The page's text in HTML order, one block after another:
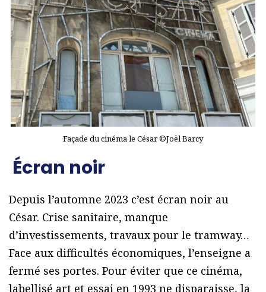
Façade du cinéma le César ©Joël Barcy
Écran noir
Depuis l’automne 2023 c’est écran noir au
César. Crise sanitaire, manque
d’investissements, travaux pour le tramway…
Face aux difficultés économiques, l’enseigne a
fermé ses portes. Pour éviter que ce cinéma,
labellisé art et essai en 1993 ne disparaisse, la